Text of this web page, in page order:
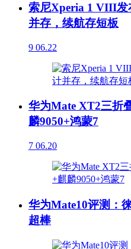
索尼Xperia 1 VIII发
并存，续航存短板
9 06.22
华为Mate XT2三折
麟9050+鸿蒙7
7 06.20
华为Mate10评测：
超棒